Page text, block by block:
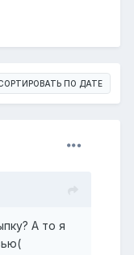
ПО ДАТЕ
А то я